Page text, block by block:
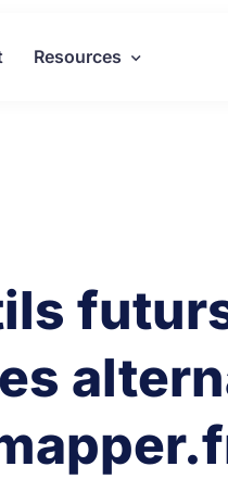
Resources